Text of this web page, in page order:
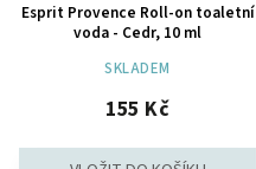
Esprit Provence Roll-on toaletní
voda - Cedr, 10 ml
SKLADEM
155 Kč